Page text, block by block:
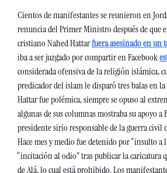
Cientos de manifestantes se reunieron en
renuncia del Primer Ministro después de que
cristiano Nahed Hattar fuera asesinado en un
iba a ser juzgado por compartir en Facebook
considerada ofensiva de la religión islámica,
predicador del islam le disparó tres balas en la
Hattar fue polémica, siempre se opuso al
algunas de sus columnas mostraba su apoyo a
presidente sirio responsable de la guerra civil
Hace mes y medio fue detenido por “insulto a
“incitación al odio” tras publicar la caricatura
de Alá, lo cual está prohibido. Los